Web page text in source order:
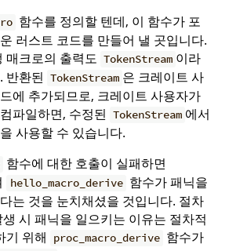
함수를 정의할 텐데, 이 함수가 포
러스트 코드를 만들어 낼 곳입니다.
매크로의 출력도 TokenStream 이라
반환된 TokenStream 은 크레이트 사
에 추가되므로, 크레이트 사용자가
파일하면, 수정된 TokenStream 에서
사용할 수 있습니다.
함수에 대한 호출이 실패하면
hello_macro_derive 함수가 패닉을
는 것을 눈치채셨을 것입니다. 절차
시 패닉을 일으키는 이유는 절차적
기 위해
proc_macro_derive 함수가